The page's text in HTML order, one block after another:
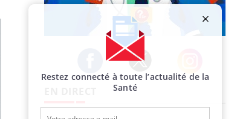
Facebook Twitter Instagram
Restez connecté à toute l’actualité de la
Santé